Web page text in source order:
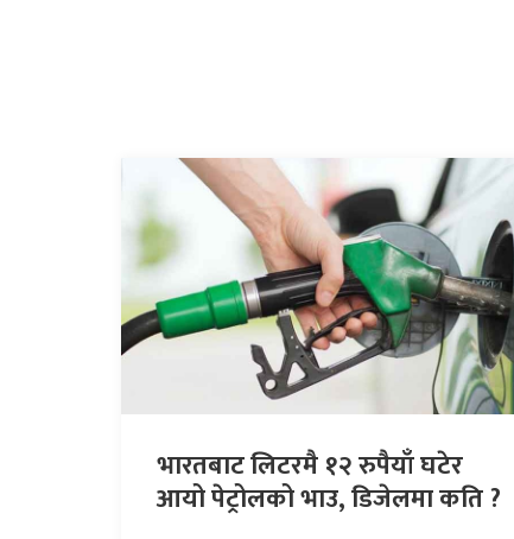
भारतबाट लिटरमै १२ रुपैयाँ घटेर
आयो पेट्रोलको भाउ, डिजेलमा कति ?